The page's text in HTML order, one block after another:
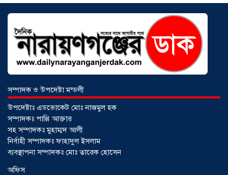
সম্পাদক ও উপদেষ্টা মন্ডলী
উপদেষ্টাঃ এডভোকেট মোঃ নাজমুল হক
সম্পাদকঃ পাপ্পি আক্তার
সহ সম্পাদকঃ মুহাম্মদ আলী
নির্বাহী সম্পাদকঃ ফাহাদুল ইসলাম
ব্যবস্থাপনা সম্পাদকঃ মোঃ তারেক হোসেন
অফিস